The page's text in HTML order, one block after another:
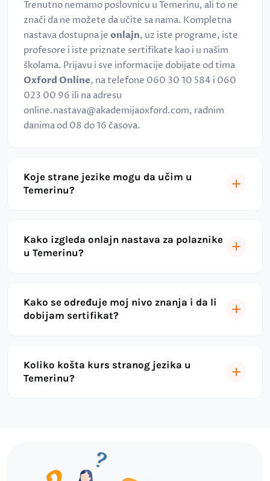
Trenutno nemamo poslovnicu u Temerinu, ali to ne
znači da ne možete da učite sa nama. Kompletna
nastava dostupna jeonlajn, uz iste programe, iste
profesore i iste priznate sertifikate kao i u našim
školama. Prijavu i sve informacije dobijate od tima
Oxford Online, na telefone 060 30 10 584 i 060
023 00 96 ili na adresu
online.nastava@akademijaoxford.com, radnim
danima od 08 do 16 časova.
Koje strane jezike mogu da učim u
Temerinu?
Kako izgleda onlajn nastava za polaznike
u Temerinu?
Kako se određuje moj nivo znanja i da li
dobijam sertifikat?
Koliko košta kurs stranog jezika u
Temerinu?